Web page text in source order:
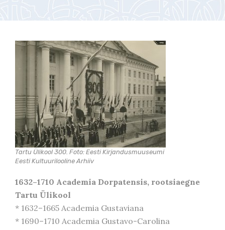
Tartu Ülikool 300. Foto: Eesti Kirjandusmuuseumi
Eesti Kultuurilooline Arhiiv
1632–1710 Academia Dorpatensis, rootsiaegne
Tartu Ülikool
* 1632–1665 Academia Gustaviana
* 1690–1710 Academia Gustavo-Carolina